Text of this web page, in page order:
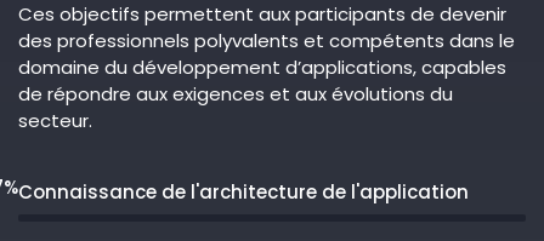
Ces objectifs permettent aux participants de devenir
des professionnels polyvalents et compétents dans le
domaine du développement d’applications, capables
de répondre aux exigences et aux évolutions du
secteur.
Connaissance de l'architecture de l'application